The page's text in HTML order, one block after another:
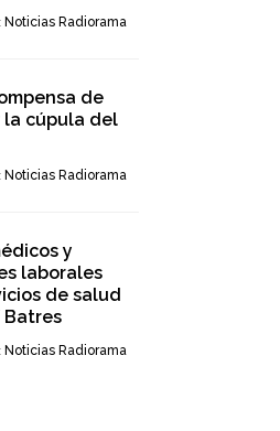
Noticias Radiorama
de
la cúpula del
Noticias Radiorama
y
laborales
de salud
Batres
Noticias Radiorama